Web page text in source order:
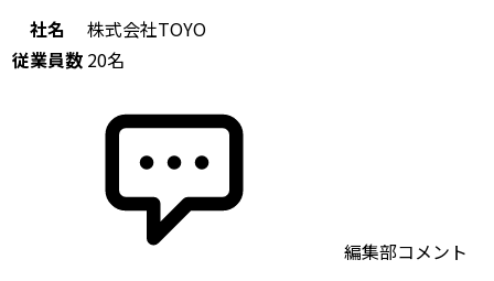
社名
株式会社TOYO
従業員数 20名
編集部コメント